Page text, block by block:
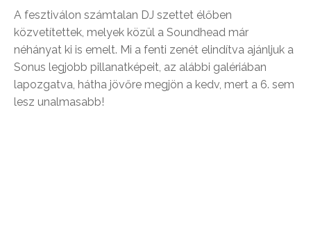
A fesztiválon számtalan DJ szettet élőben
közvetítettek, melyek közül a Soundhead már
néhányat ki is emelt. Mi a fenti zenét elindítva ajánljuk a
Sonus legjobb pillanatképeit, az alábbi galériában
lapozgatva, hátha jövőre megjön a kedv, mert a 6. sem
lesz unalmasabb!